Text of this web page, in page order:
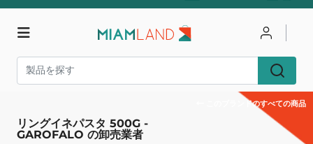
リングイネパスタ 500G -
GAROFALO の卸売業者
このブランドのすべての商品
店舗 ログイン 登録する